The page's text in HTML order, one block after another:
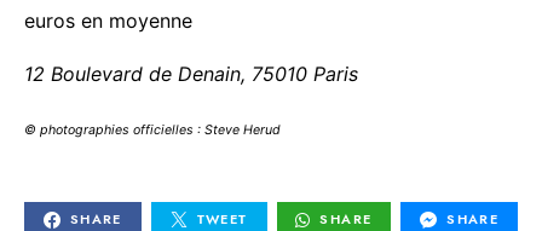
euros en moyenne
12 Boulevard de Denain, 75010 Paris
© photographies officielles : Steve Herud
SHARE TWEET SHARE SHARE